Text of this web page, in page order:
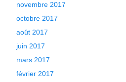
novembre 2017
octobre 2017
août 2017
juin 2017
mars 2017
février 2017